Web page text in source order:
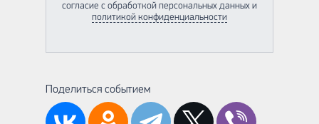
согласие с обработкой персональных данных и
политикой конфиденциальности
Поделиться событием